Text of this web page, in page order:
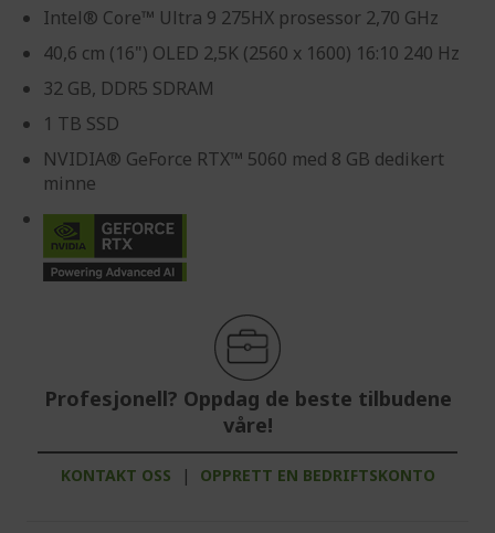
Intel® Core™ Ultra 9 275HX prosessor 2,70 GHz
40,6 cm (16") OLED 2,5K (2560 x 1600) 16:10 240 Hz
32 GB, DDR5 SDRAM
1 TB SSD
NVIDIA® GeForce RTX™ 5060 med 8 GB dedikert
minne
Profesjonell? Oppdag de beste tilbudene
våre!
KONTAKT OSS | OPPRETT EN BEDRIFTSKONTO